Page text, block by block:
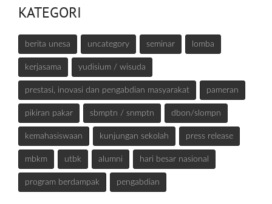
KATEGORI
berita unesa uncategory seminar lomba
kerjasama yudisium / wisuda
prestasi, inovasi dan pengabdian masyarakat pameran
pikiran pakar sbmptn / snmptn dbon/slompn
kemahasiswaan kunjungan sekolah press release
mbkm utbk alumni hari besar nasional
program berdampak pengabdian